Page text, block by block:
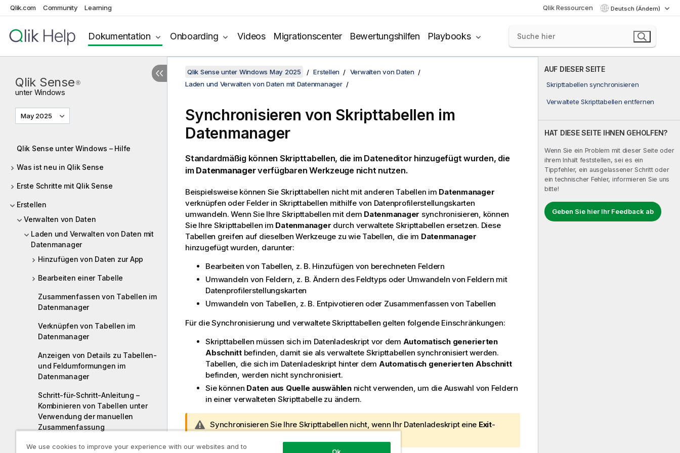
Qlik.com Community Learning Qlik Ressourcen Deutsch (Ändern)
Dokumentation Onboarding Videos Migrationscenter Bewertungshilfen Playbooks
Qlik Sense ®
unter Windows
May 2025
Qlik Sense unter Windows – Hilfe
Was ist neu in Qlik Sense
Erste Schritte mit Qlik Sense
Erstellen
Verwalten von Daten
Laden und Verwalten von Daten mit
Datenmanager
Hinzufügen von Daten zur App
Bearbeiten einer Tabelle
Zusammenfassen von Tabellen im
Datenmanager
Verknüpfen von Tabellen im
Datenmanager
Anzeigen von Details zu Tabellen-
und Feldumformungen im
Datenmanager
Schritt-für-Schritt-Anleitung –
Kombinieren von Tabellen unter
Verwendung der manuellen
Zusammenfassung
Synchronisieren von
AUF DIESER SEITE
Skripttabellen synchronisieren
Verwaltete Skripttabellen entfernen
HAT DIESE SEITE IHNEN GEHOLFEN?
Wenn Sie ein Problem mit dieser Seite oder
ihrem Inhalt feststellen, sei es ein
Tippfehler, ein ausgelassener Schritt oder
ein technischer Fehler, informieren Sie uns
bitte!
Geben Sie hier Ihr Feedback ab
Qlik Sense unter Windows May 2025 Erstellen
Verwalten von Daten
Laden und Verwalten von Daten mit Datenmanager
Synchronisieren von Skripttabellen im
Datenmanager
Standardmäßig können Skripttabellen, die im Dateneditor hinzugefügt wurden, die
im Datenmanagerverfügbaren Werkzeuge nicht nutzen.
Beispielsweise können Sie Skripttabellen nicht mit anderen Tabellen im Datenmanager
verknüpfen oder Felder in Skripttabellen mithilfe von Datenprofilerstellungskarten
umwandeln. Wenn Sie Ihre Skripttabellen mit dem Datenmanager synchronisieren, können
Sie Ihre Skripttabellen im Datenmanager durch verwaltete Skripttabellen ersetzen. Diese
Tabellen greifen auf dieselben Werkzeuge zu wie Tabellen, die im Datenmanager
hinzugefügt wurden, darunter:
Bearbeiten von Tabellen, z. B. Hinzufügen von berechneten Feldern
Umwandeln von Feldern, z. B. Ändern des Feldtyps oder Umwandeln von Feldern mit
Datenprofilerstellungskarten
Umwandeln von Tabellen, z. B. Entpivotieren oder Zusammenfassen von Tabellen
Für die Synchronisierung und verwaltete Skripttabellen gelten folgende Einschränkungen:
Skripttabellen müssen sich im Datenladeskript vor dem Automatisch generierten
Abschnittbefinden, damit sie als verwaltete Skripttabellen synchronisiert werden.
Tabellen, die sich im Datenladeskript hinter dem Automatisch generierten Abschnitt
befinden, werden nicht synchronisiert.
Sie können Daten aus Quelle auswählennicht verwenden, um die Auswahl von Feldern
in einer verwalteten Skripttabelle zu ändern.
W
r
Synchronisieren Sie Ihre Skripttabellen nicht, wenn Ihr Datenladeskript eine Exit-
We use cookies to improve your experience with our websites and to